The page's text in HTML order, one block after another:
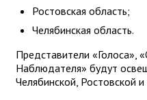
Ростовская область;
Челябинская область.
Представители «Голоса»,
Наблюдателя» будут
Челябинской, Ростовской